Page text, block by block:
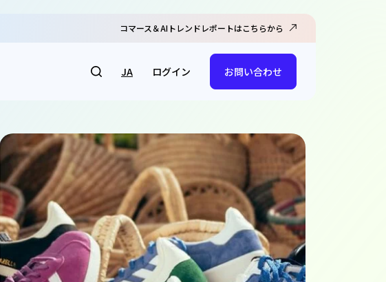
コマース＆AIトレンドレポートはこちらから
JA ログイン お問い合わせ